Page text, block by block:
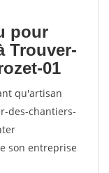
pour
Trouver-
01
qu'artisan
des-chantiers-
son entreprise